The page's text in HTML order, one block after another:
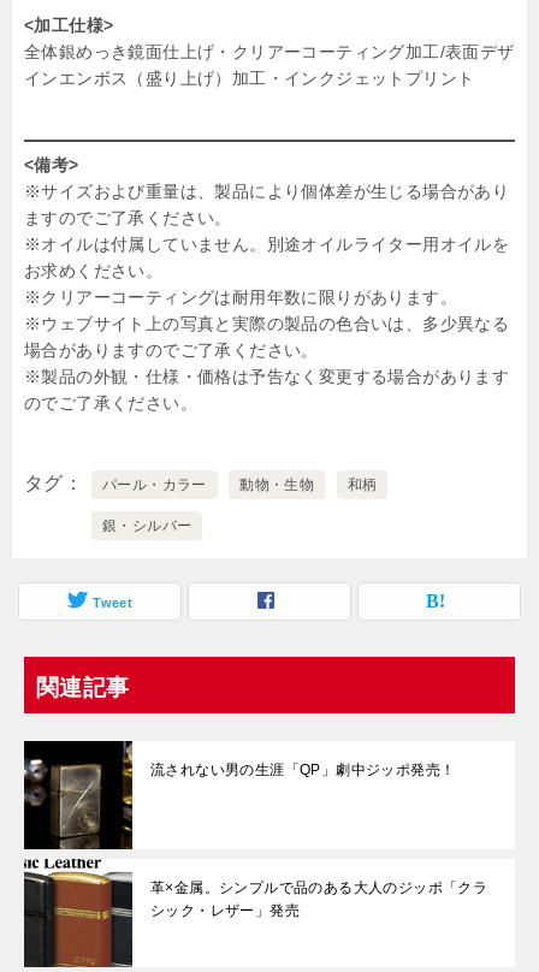
<加工仕様>
全体銀めっき鏡面仕上げ・クリアーコーティング加工/表面デザ
インエンボス（盛り上げ）加工・インクジェットプリント
<備考>
※サイズおよび重量は、製品により個体差が生じる場合があり
ますのでご了承ください。
※オイルは付属していません。別途オイルライター用オイルを
お求めください。
※クリアーコーティングは耐用年数に限りがあります。
※ウェブサイト上の写真と実際の製品の色合いは、多少異なる
場合がありますのでご了承ください。
※製品の外観・仕様・価格は予告なく変更する場合があります
のでご了承ください。
タグ パール・カラー 動物・生物 和柄
銀・シルバー
Tweet
関連記事
流されない男の生涯「QP」劇中ジッポ発売！
革×金属。シンプルで品のある大人のジッポ「クラ
シック・レザー」発売